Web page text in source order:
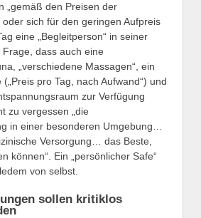
„gemäß den Preisen der
oder sich für den geringen Aufpreis
eine „Begleitperson“ in seiner
dass auch eine
„verschiedene Massagen“, ein
pro Tag, nach Aufwand“) und
zur Verfügung
zu vergessen „die
in einer besonderen Umgebung…
Versorgung… das Beste,
können“. Ein „persönlicher Safe“
von selbst.
sollen kritiklos